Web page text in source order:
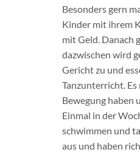
Besonders gern
Kinder mit ihrem
mit Geld. Danach
dazwischen wird
Gericht zu und
Tanzunterricht. Es
Bewegung haben
Einmal in der
schwimmen und
aus und haben